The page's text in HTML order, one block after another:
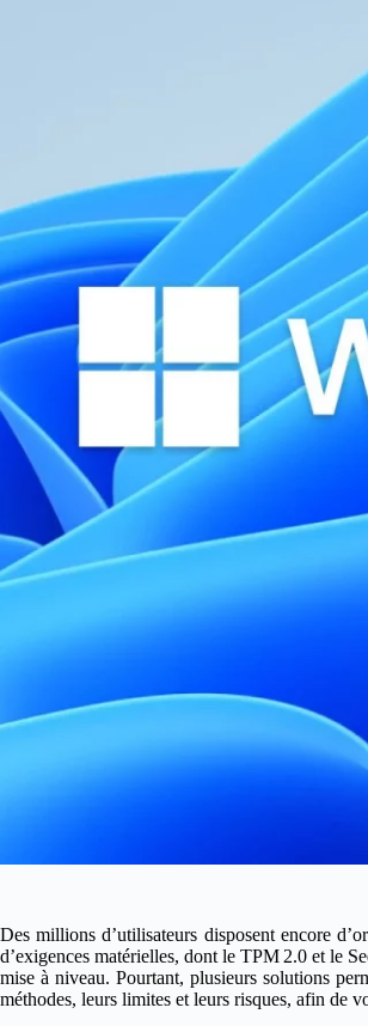
Des millions d’utilisateurs disposent encore
d’exigences matérielles, dont le TPM 2.0 et le
mise à niveau. Pourtant, plusieurs solutions
méthodes, leurs limites et leurs risques, afin de